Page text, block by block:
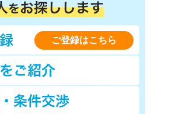
ご登録はこちら